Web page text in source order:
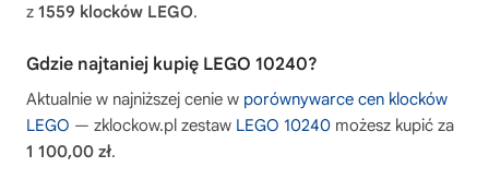
z 1559 klocków LEGO.
Gdzie najtaniej kupię LEGO 10240?
Aktualnie w najniższej cenie w porównywarce cen klocków
LEGO — zklockow.pl zestaw LEGO 10240 możesz kupić za
1 100,00 zł.